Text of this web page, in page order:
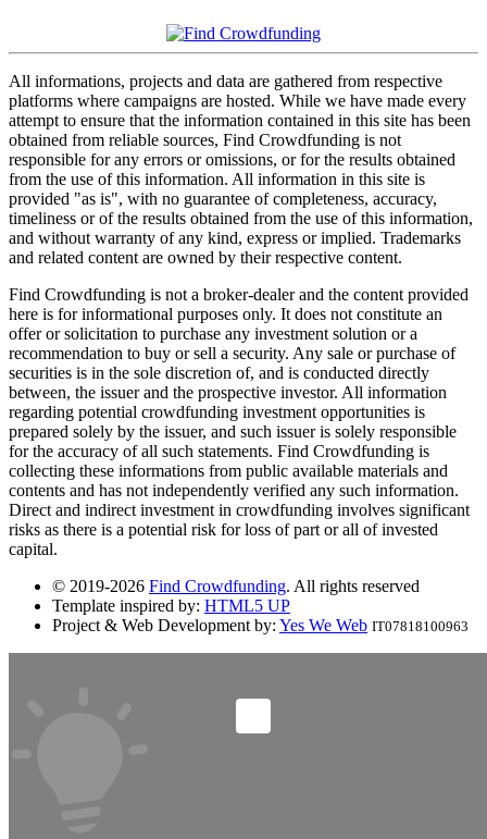
All informations, projects and data are gathered from respective
platforms where campaigns are hosted. While we have made every
attempt to ensure that the information contained in this site has been
obtained from reliable sources, Find Crowdfunding is not
responsible for any errors or omissions, or for the results obtained
from the use of this information. All information in this site is
provided "as is", with no guarantee of completeness, accuracy,
timeliness or of the results obtained from the use of this information,
and without warranty of any kind, express or implied. Trademarks
and related content are owned by their respective content.
Find Crowdfunding is not a broker-dealer and the content provided
here is for informational purposes only. It does not constitute an
offer or solicitation to purchase any investment solution or a
recommendation to buy or sell a security. Any sale or purchase of
securities is in the sole discretion of, and is conducted directly
between, the issuer and the prospective investor. All information
regarding potential crowdfunding investment opportunities is
prepared solely by the issuer, and such issuer is solely responsible
for the accuracy of all such statements. Find Crowdfunding is
collecting these informations from public available materials and
contents and has not independently verified any such information.
Direct and indirect investment in crowdfunding involves significant
risks as there is a potential risk for loss of part or all of invested
capital.
© 2019-2026 Find Crowdfunding. All rights reserved
Template inspired by: HTML5 UP
Project & Web Development by: Yes We Web IT07818100963